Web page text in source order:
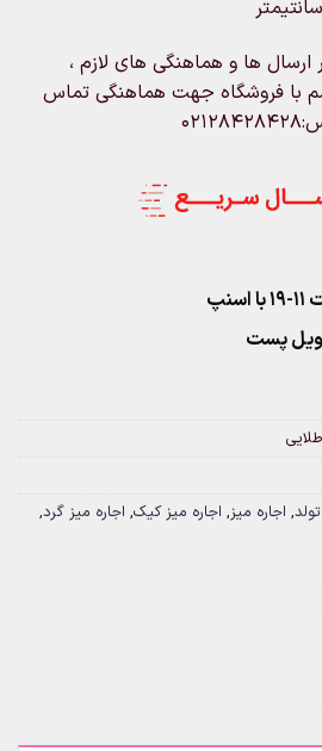
ارسال ها و هماهنگی های لازم ،
مراسم با فروشگاه جهت هماهنگی تماس
, اجاره میز, اجاره میز کیک, اجاره میز گرد,